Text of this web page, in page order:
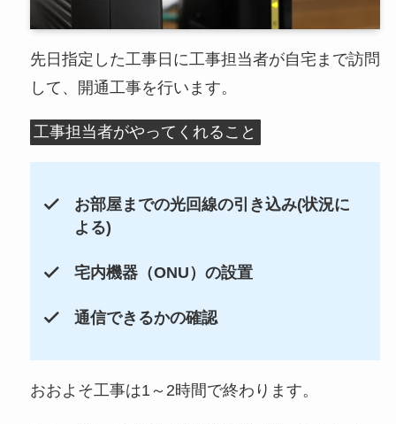
先日指定した工事日に工事担当者が自宅まで訪問
して、開通工事を行います。
工事担当者がやってくれること
お部屋までの光回線の引き込み(状況に
よる)
宅内機器（ONU）の設置
通信できるかの確認
おおよそ工事は1～2時間で終わります。